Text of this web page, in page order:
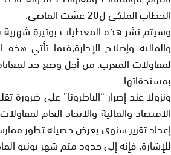
الخطاب الملكي ل20 غشت الماضي.
وسيتم نشر هذه المعطيات بوتيرة شهرية
والمالية وإصلاح الإدارة,فيما تأتي
لمقاولات المغرب, من أجل وضع حد
بمستحقاتها.
ونزولا عند إصرار “الباطرونا” على
الاقتصاد والمالية والاتحاد العام
إعداد تقرير سنوي يعرض حصيلة تطور
للإشارة, فإنه إلى حدود متم شهر يونيو